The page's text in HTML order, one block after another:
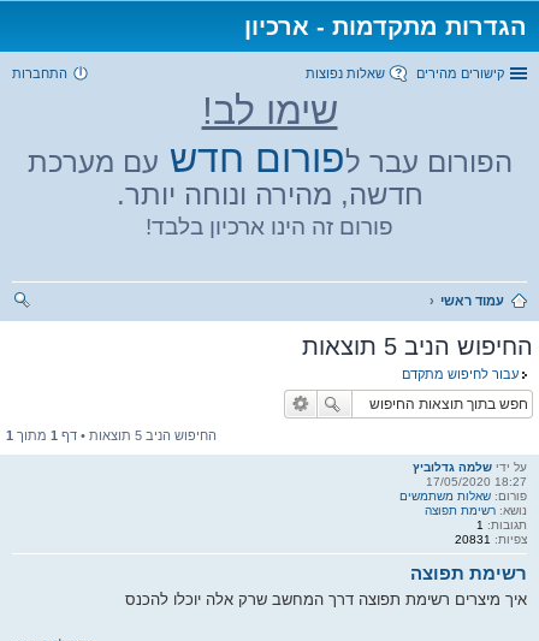
הגדרות מתקדמות - ארכיון
קישורים מהירים שאלות נפוצות התחברות
שימו לב!
הפורום עבר לפורום חדש עם מערכת
חדשה, מהירה ונוחה יותר.
פורום זה הינו ארכיון בלבד!
עמוד ראשי
החיפוש הניב 5 תוצאות
עבור לחיפוש מתקדם
החיפוש הניב 5 תוצאות • דף 1 מתוך 1
על ידי שלמה גדלוביץ
18:27 17/05/2020
פורום: שאלות משתמשים
נושא: רשימת תפוצה
תגובות: 1
צפיות: 20831
רשימת תפוצה
איך מיצרים רשימת תפוצה דרך המחשב שרק אלה יוכלו להכנס